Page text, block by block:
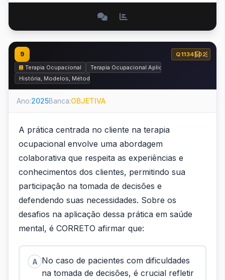
9
Q1134502
Terapia Ocupacional
Terapia Ocupacional Aplicada à Saúde Mental,
História, Modelos, Métodos e Práticas da Terapia Ocupacional
Ano:2025Banca:OBJETIVA
A prática centrada no cliente na terapia
ocupacional envolve uma abordagem
colaborativa que respeita as experiências e
conhecimentos dos clientes, permitindo sua
participação na tomada de decisões e
defendendo suas necessidades. Sobre os
desafios na aplicação dessa prática em saúde
mental, é CORRETO afirmar que:
A No caso de pacientes com dificuldades
na tomada de decisões, é crucial refletir